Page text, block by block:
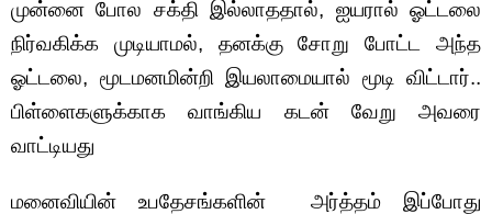
முன்னை போல சக்தி இல்லாததால், ஐயரால் ஓட்டலை
நிர்வகிக்க முடியாமல், தனக்கு சோறு போட்ட அந்த
ஓட்டலை, மூடமனமின்றி இயலாமையால் மூடி விட்டார்..
பிள்ளைகளுக்காக வாங்கிய கடன் வேறு அவரை
வாட்டியது
மனைவியின் உபதேசங்களின் அர்த்தம் இப்போது